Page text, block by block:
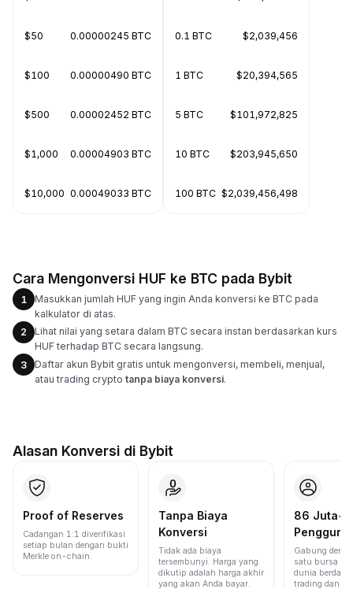
$50 0.00000245 BTC
$100 0.00000490 BTC
$500 0.00002452 BTC
$1,000 0.00004903 BTC
$10,000 0.00049033 BTC
0.1 BTC $2,039,456
1 BTC $20,394,565
5 BTC $101,972,825
10 BTC $203,945,650
100 BTC $2,039,456,498
Cara Mengonversi HUF ke BTC pada Bybit
1
Masukkan jumlah HUF yang ingin Anda konversi ke BTC pada
kalkulator di atas.
2
Lihat nilai yang setara dalam BTC secara instan berdasarkan kurs
HUF terhadap BTC secara langsung.
3
Daftar akun Bybit gratis untuk mengonversi, membeli, menjual,
atau trading crypto tanpa biaya konversi.
Alasan Konversi di Bybit
Proof of Reserves
Cadangan 1:1 diverifikasi
setiap bulan dengan bukti
Merkle on-chain.
Tanpa Biaya
Konversi
Tidak ada biaya
tersembunyi. Harga yang
dikutip adalah harga akhir
yang akan Anda bayar.
86 Juta+
Pengguna
Gabung
satu bursa
dunia
trading dan